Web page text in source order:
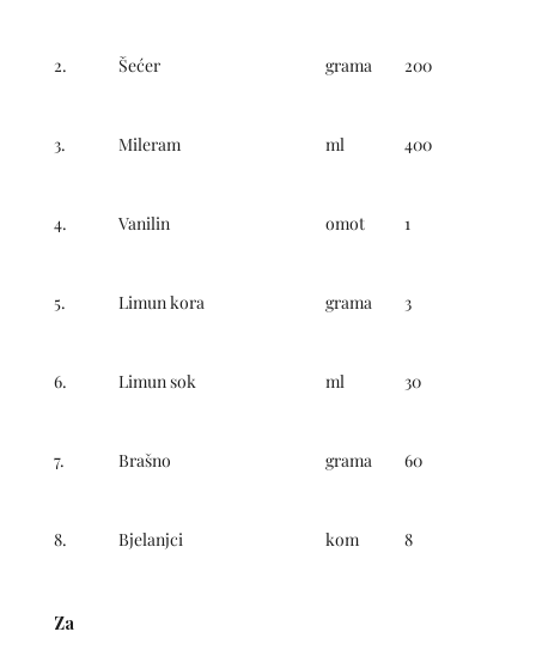
2.
3.
4.
5.
6.
7.
8.
Šećer
Mileram
Vanilin
Limun kora
Limun sok
Brašno
Bjelanjci
grama
ml
omot
grama
ml
grama
kom
200
400
1
3
30
60
8
Za